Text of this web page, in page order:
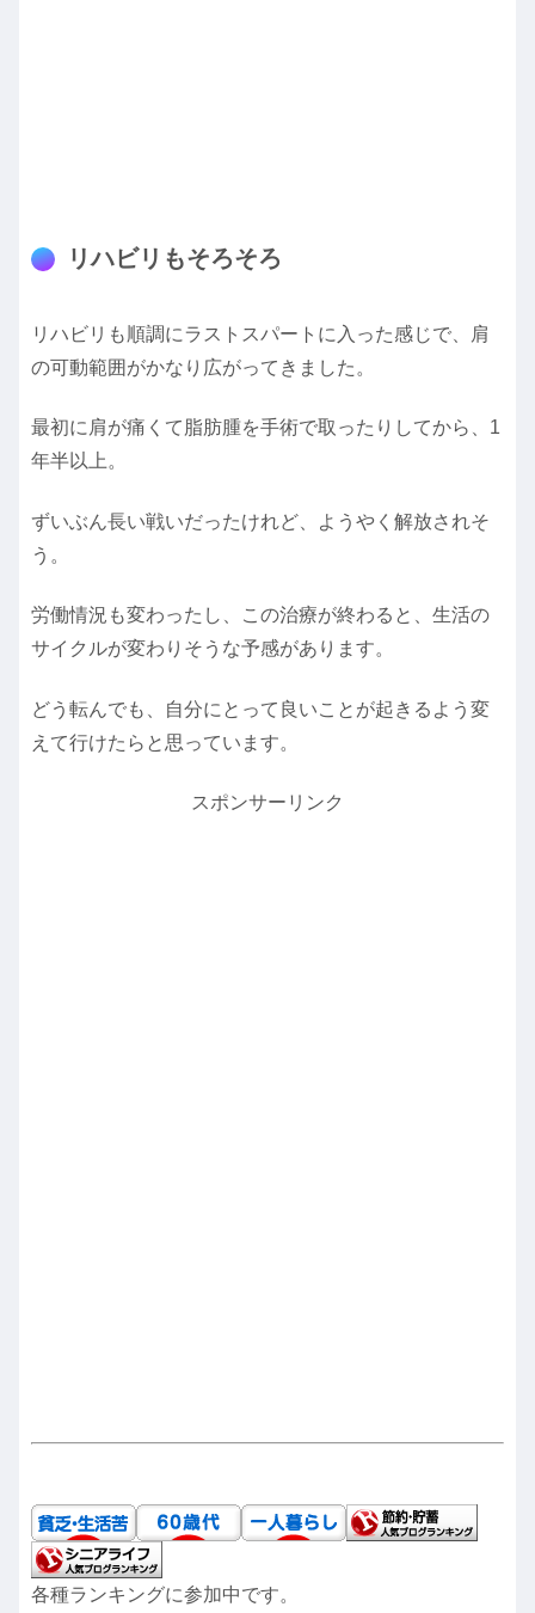
リハビリもそろそろ
リハビリも順調にラストスパートに入った感じで、肩
の可動範囲がかなり広がってきました。
最初に肩が痛くて脂肪腫を手術で取ったりしてから、1
年半以上。
ずいぶん長い戦いだったけれど、ようやく解放されそ
う。
労働情況も変わったし、この治療が終わると、生活の
サイクルが変わりそうな予感があります。
どう転んでも、自分にとって良いことが起きるよう変
えて行けたらと思っています。
スポンサーリンク
各種ランキングに参加中です。